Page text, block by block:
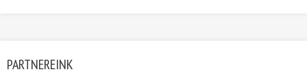
PARTNEREINK